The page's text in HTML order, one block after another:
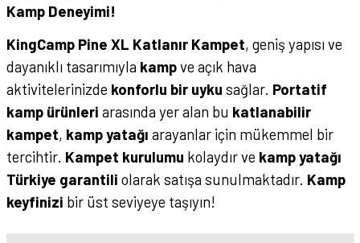
Kamp Deneyimi!
KingCamp Pine XL Katlanır Kampet, geniş yapısı ve
dayanıklı tasarımıyla kampve açık hava
aktivitelerinizde konforlu bir uyku sağlar. Portatif
kamp ürünleri arasında yer alan bu katlanabilir
kampet, kamp yatağı arayanlar için mükemmel bir
tercihtir. Kampet kurulumu kolaydır ve kamp yatağı
Türkiye garantili olarak satışa sunulmaktadır. Kamp
keyfinizi bir üst seviyeye taşıyın!